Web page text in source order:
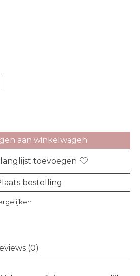
aan winkelwagen
toevoegen
bestelling
(0)